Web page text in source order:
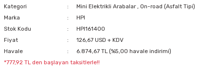
Kategori Mini Elektrikli Arabalar , On-road (Asfalt Tipi)
Marka
HPI
Stok Kodu
HPI161400
Fiyat
126,67 USD + KDV
Havale
6.874,67 TL (%5,00 havale indirimi)
*777,92 TL den başlayan taksitlerle!!